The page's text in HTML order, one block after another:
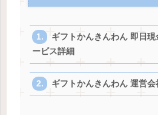
ギフトかんきんわん 即日
ービス詳細
ギフトかんきんわん 運営会